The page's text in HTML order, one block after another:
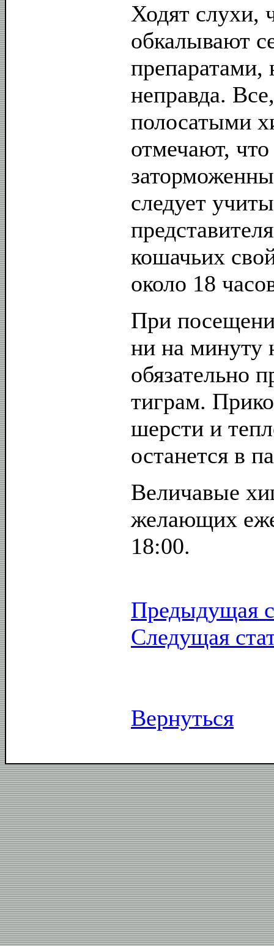
Ходят слухи,
обкалывают
препаратами,
неправда.
полосатыми
отмечают,
следует
кошачьих
около 18
При
ни на минуту
обязательно
тиграм.
шерсти и
останется в
Величавые
желающих
18:00.
Предыдущая
Следущая
Вернуться